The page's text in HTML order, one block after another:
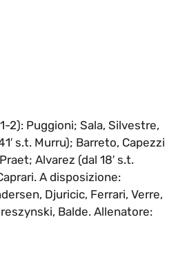
2): Puggioni; Sala, Silvestre,
s.t. Murru); Barreto, Capezzi
Alvarez (dal 18′ s.t.
A disposizione:
Djuricic, Ferrari, Verre,
Balde. Allenatore: